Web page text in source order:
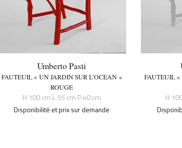
Umberto Pasti
FAUTEUIL « UN JARDIN SUR L’OCEAN »
ROUGE
H 100 cm L 55 cm P 40 cm
Disponibilité et prix sur demande
FAUTEUIL «
H